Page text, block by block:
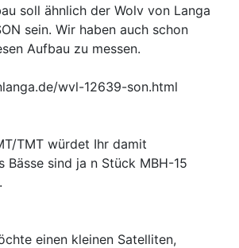
soll ähnlich der Wolv von Langa
sein. Wir haben auch schon
Aufbau zu messen.
wvl-12639-son.html
TMT würdet Ihr damit
Bässe sind ja n Stück MBH-15
einen kleinen Satelliten,